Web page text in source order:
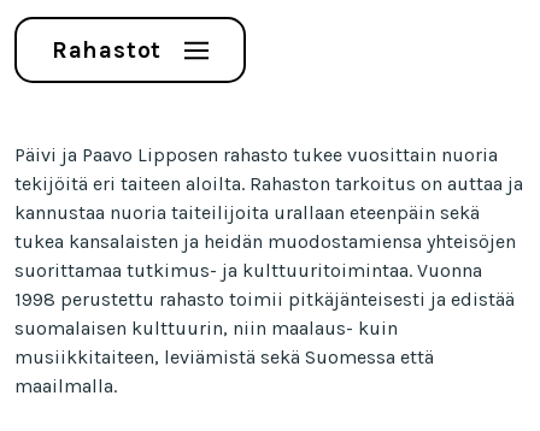
Rahastot
Päivi ja Paavo Lipposen rahasto tukee vuosittain nuoria
tekijöitä eri taiteen aloilta. Rahaston tarkoitus on auttaa ja
kannustaa nuoria taiteilijoita urallaan eteenpäin sekä
tukea kansalaisten ja heidän muodostamiensa yhteisöjen
suorittamaa tutkimus- ja kulttuuritoimintaa. Vuonna
1998 perustettu rahasto toimii pitkäjänteisesti ja edistää
suomalaisen kulttuurin, niin maalaus- kuin
musiikkitaiteen, leviämistä sekä Suomessa että
maailmalla.